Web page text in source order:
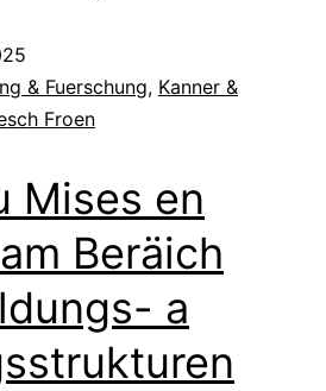
& Fuerschung, Kanner &
Froen
Mises en
Beräich
a